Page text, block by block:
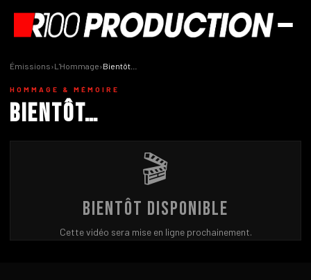
Émissions›L'Hommage›Bientôt…
HOMMAGE & MÉMOIRE
Bientôt…
🎬
Bientôt disponible
Cette vidéo sera mise en ligne prochainement.